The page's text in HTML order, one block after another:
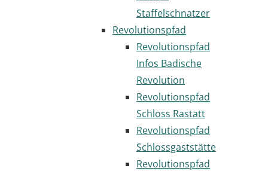
Staffelschnatzer
Revolutionspfad
Revolutionspfad
Infos Badische
Revolution
Revolutionspfad
Schloss Rastatt
Revolutionspfad
Schlossgaststätte
Revolutionspfad